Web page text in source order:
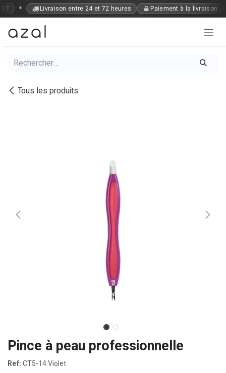
Se rendre au contenu
• Livraison entre 24 et 72 heures Paiement à la livraison
Tous les produits
Pince à peau professionnelle
Ref:CT5-14 Violet